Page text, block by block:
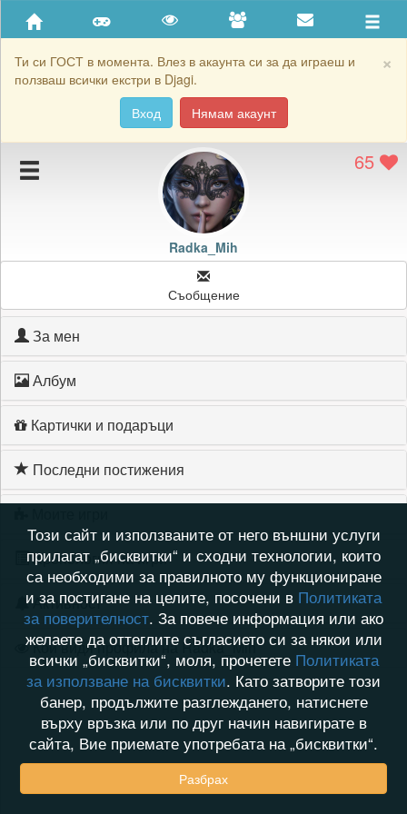
×
Ти си ГОСТ в момента. Влез в акаунта си за да играеш и
ползваш всички екстри в Djagi.
Вход
Нямам акаунт
Приятели
Хронология на игри
Подаръците на Radka_Mih
Картичките на Radka_Mih
65
Radka_Mih
Съобщение
За мен
Албум
Картички и подаръци
Последни постижения
Хронология на игри
Активност
Кой видя профила на Radka_Mih
Този сайт и използваните от него външни услуги
прилагат „бисквитки“ и сходни технологии, които
са необходими за правилното му функциониране
и за постигане на целите, посочени в Политиката
за поверителност. За повече информация или ако
желаете да оттеглите съгласието си за някои или
всички „бисквитки“, моля, прочетете Политиката
за използване на бисквитки. Като затворите този
банер, продължите разглеждането, натиснете
върху връзка или по друг начин навигирате в
сайта, Вие приемате употребата на „бисквитки“.
Разбрах